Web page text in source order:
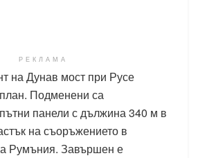
РЕКЛАМА
на Дунав мост при Русе
Подменени са
панели с дължина 340 м в
на съоръжението в
Румъния. Завършен е